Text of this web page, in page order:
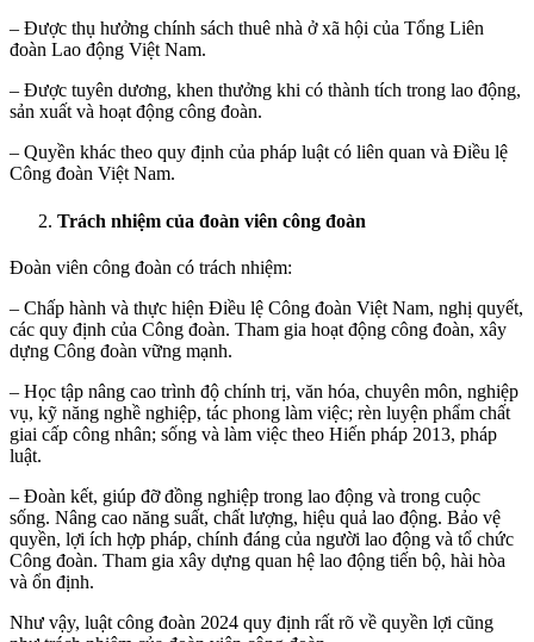
– Được thụ hưởng chính sách thuê nhà ở xã hội của Tổng Liên
đoàn Lao động Việt Nam.
– Được tuyên dương, khen thưởng khi có thành tích trong lao động,
sản xuất và hoạt động công đoàn.
– Quyền khác theo quy định của pháp luật có liên quan và Điều lệ
Công đoàn Việt Nam.
Trách nhiệm của đoàn viên công đoàn
Đoàn viên công đoàn có trách nhiệm:
– Chấp hành và thực hiện Điều lệ Công đoàn Việt Nam, nghị quyết,
các quy định của Công đoàn. Tham gia hoạt động công đoàn, xây
dựng Công đoàn vững mạnh.
– Học tập nâng cao trình độ chính trị, văn hóa, chuyên môn, nghiệp
vụ, kỹ năng nghề nghiệp, tác phong làm việc; rèn luyện phẩm chất
giai cấp công nhân; sống và làm việc theo Hiến pháp 2013, pháp
luật.
– Đoàn kết, giúp đỡ đồng nghiệp trong lao động và trong cuộc
sống. Nâng cao năng suất, chất lượng, hiệu quả lao động. Bảo vệ
quyền, lợi ích hợp pháp, chính đáng của người lao động và tổ chức
Công đoàn. Tham gia xây dựng quan hệ lao động tiến bộ, hài hòa
và ổn định.
Như vậy, luật công đoàn 2024 quy định rất rõ về quyền lợi cũng